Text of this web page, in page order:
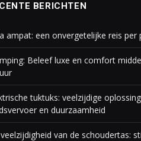
BERICHTEN
ampat: een onvergetelijke reis per
Beleef luxe en comfort
tuktuks: veelzijdige
en duurzaamheid
van de schoudertas: